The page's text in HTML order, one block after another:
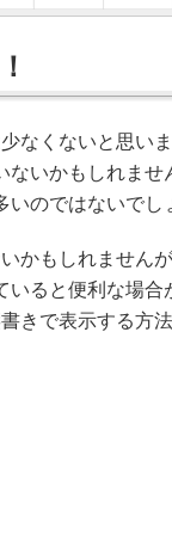
なくないと思い
いかもしれませ
のではないでし
かもしれません
いると便利な場合
きで表示する方法